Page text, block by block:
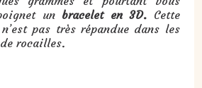
unbracelet en 3D. Cette
pas très répandue dans les
rocailles.